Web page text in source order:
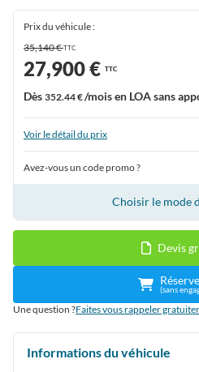
Prix du véhicule :
35,140 €TTC
27,900 € TTC
Dès 352.44 €/mois en LOA sans
Voir le détail du prix
Avez-vous un code promo ?
Choisir le mode
Devis
(sans
Une question ?Faites vous rappeler
Informations du véhicule